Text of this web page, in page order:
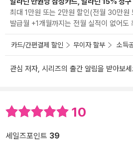
최대 1만원 또는 2만원 할인(전월 30만
발급월 +1개월까지는 전월 실적이 없어도
카드/간편결제 할인 무이자 할부 소득
관심 저자, 시리즈의 출간 알림을 받아보
10
세일즈포인트 39